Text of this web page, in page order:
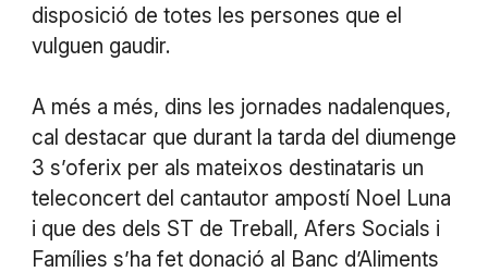
disposició de totes les persones que el
vulguen gaudir.
A més a més, dins les jornades nadalenques,
cal destacar que durant la tarda del diumenge
3 s’oferix per als mateixos destinataris un
teleconcert del cantautor ampostí Noel Luna
i que des dels ST de Treball, Afers Socials i
Famílies s’ha fet donació al Banc d’Aliments